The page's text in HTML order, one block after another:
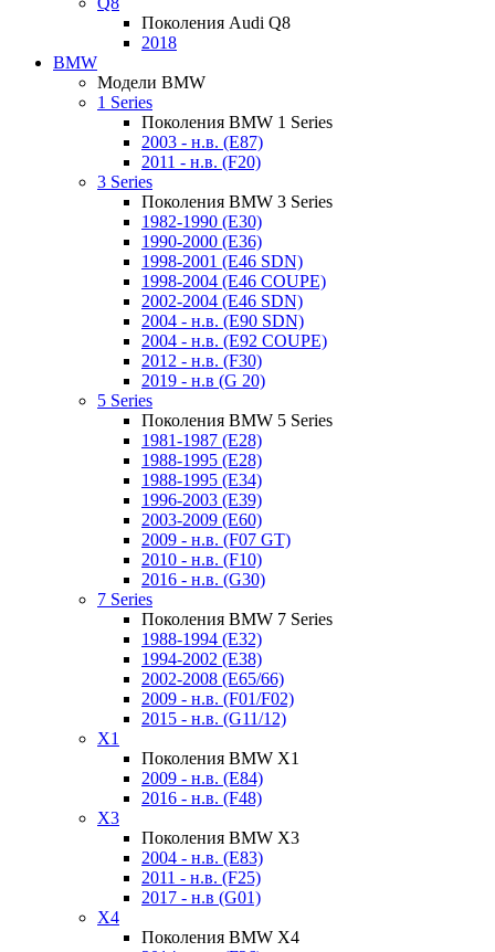
Поколения Audi Q8
2018
BMW
Модели BMW
1 Series
Поколения BMW 1 Series
2003 - н.в. (E87)
2011 - н.в. (F20)
3 Series
Поколения BMW 3 Series
1982-1990 (E30)
1990-2000 (E36)
1998-2001 (E46 SDN)
1998-2004 (E46 COUPE)
2002-2004 (E46 SDN)
2004 - н.в. (E90 SDN)
2004 - н.в. (E92 COUPE)
2012 - н.в. (F30)
2019 - н.в (G 20)
5 Series
Поколения BMW 5 Series
1981-1987 (E28)
1988-1995 (E28)
1988-1995 (E34)
1996-2003 (E39)
2003-2009 (E60)
2009 - н.в. (F07 GT)
2010 - н.в. (F10)
2016 - н.в. (G30)
7 Series
Поколения BMW 7 Series
1988-1994 (E32)
1994-2002 (E38)
2002-2008 (E65/66)
2009 - н.в. (F01/F02)
2015 - н.в. (G11/12)
X1
Поколения BMW X1
2009 - н.в. (E84)
2016 - н.в. (F48)
X3
Поколения BMW X3
2004 - н.в. (E83)
2011 - н.в. (F25)
2017 - н.в (G01)
X4
Поколения BMW X4